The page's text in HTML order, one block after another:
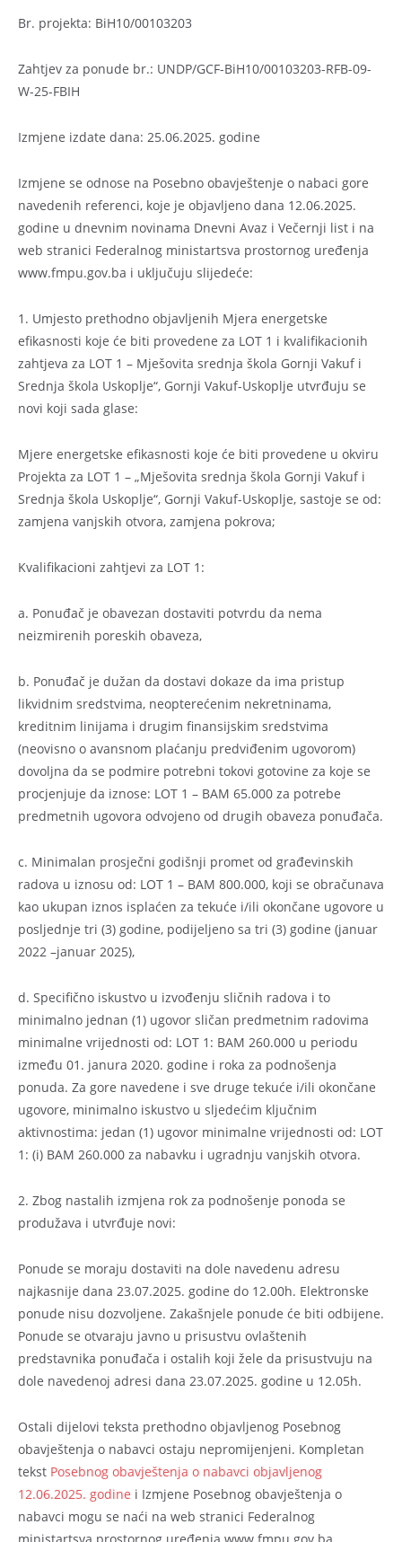
Br. projekta: BiH10/00103203
Zahtjev za ponude br.: UNDP/GCF-BiH10/00103203-RFB-09-
W-25-FBIH
Izmjene izdate dana: 25.06.2025. godine
Izmjene se odnose na Posebno obavještenje o nabaci gore
navedenih referenci, koje je objavljeno dana 12.06.2025.
godine u dnevnim novinama Dnevni Avaz i Večernji list i na
web stranici Federalnog ministartsva prostornog uređenja
www.fmpu.gov.ba i uključuju slijedeće:
1. Umjesto prethodno objavljenih Mjera energetske
efikasnosti koje će biti provedene za LOT 1 i kvalifikacionih
zahtjeva za LOT 1 – Mješovita srednja škola Gornji Vakuf i
Srednja škola Uskoplje“, Gornji Vakuf-Uskoplje utvrđuju se
novi koji sada glase:
Mjere energetske efikasnosti koje će biti provedene u okviru
Projekta za LOT 1 – „Mješovita srednja škola Gornji Vakuf i
Srednja škola Uskoplje“, Gornji Vakuf-Uskoplje, sastoje se od:
zamjena vanjskih otvora, zamjena pokrova;
Kvalifikacioni zahtjevi za LOT 1:
a. Ponuđač je obavezan dostaviti potvrdu da nema
neizmirenih poreskih obaveza,
b. Ponuđač je dužan da dostavi dokaze da ima pristup
likvidnim sredstvima, neopterećenim nekretninama,
kreditnim linijama i drugim finansijskim sredstvima
(neovisno o avansnom plaćanju predviđenim ugovorom)
dovoljna da se podmire potrebni tokovi gotovine za koje se
procjenjuje da iznose: LOT 1 – BAM 65.000 za potrebe
predmetnih ugovora odvojeno od drugih obaveza ponuđača.
c. Minimalan prosječni godišnji promet od građevinskih
radova u iznosu od: LOT 1 – BAM 800.000, koji se obračunava
kao ukupan iznos isplaćen za tekuće i/ili okončane ugovore u
posljednje tri (3) godine, podijeljeno sa tri (3) godine (januar
2022 –januar 2025),
d. Specifično iskustvo u izvođenju sličnih radova i to
minimalno jednan (1) ugovor sličan predmetnim radovima
minimalne vrijednosti od: LOT 1: BAM 260.000 u periodu
između 01. janura 2020. godine i roka za podnošenja
ponuda. Za gore navedene i sve druge tekuće i/ili okončane
ugovore, minimalno iskustvo u sljedećim ključnim
aktivnostima: jedan (1) ugovor minimalne vrijednosti od: LOT
1: (i) BAM 260.000 za nabavku i ugradnju vanjskih otvora.
2. Zbog nastalih izmjena rok za podnošenje ponoda se
produžava i utvrđuje novi:
Ponude se moraju dostaviti na dole navedenu adresu
najkasnije dana 23.07.2025. godine do 12.00h. Elektronske
ponude nisu dozvoljene. Zakašnjele ponude će biti odbijene.
Ponude se otvaraju javno u prisustvu ovlaštenih
predstavnika ponuđača i ostalih koji žele da prisustvuju na
dole navedenoj adresi dana 23.07.2025. godine u 12.05h.
Ostali dijelovi teksta prethodno objavljenog Posebnog
obavještenja o nabavci ostaju nepromijenjeni. Kompletan
tekst Posebnog obavještenja o nabavci objavljenog
12.06.2025. godine i Izmjene Posebnog obavještenja o
nabavci mogu se naći na web stranici Federalnog
ministartsva prostornog uređenja www.fmpu.gov.ba